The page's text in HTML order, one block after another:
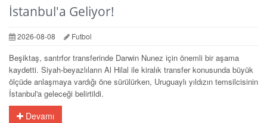
İstanbul'a Geliyor!
2026-08-08 Futbol
Beşiktaş, santrfor transferinde Darwin Nunez için önemli bir aşama
kaydetti. Siyah-beyazlıların Al Hilal ile kiralık transfer konusunda büyük
ölçüde anlaşmaya vardığı öne sürülürken, Uruguaylı yıldızın temsilcisinin
İstanbul'a geleceği belirtildi.
Devamı